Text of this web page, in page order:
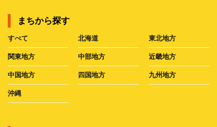
まちから探す
すべて 北海道 東北地方
関東地方 中部地方 近畿地方
中国地方 四国地方 九州地方
沖縄